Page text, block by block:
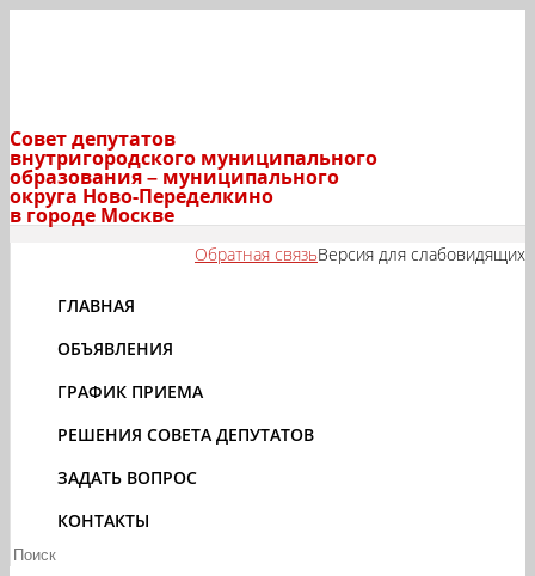
Совет депутатов
внутригородского муниципального
образования – муниципального
округа Ново-Переделкино
в городе Москве
Версия для слабовидящих
Обратная связь
ГЛАВНАЯ
ОБЪЯВЛЕНИЯ
ГРАФИК ПРИЕМА
РЕШЕНИЯ СОВЕТА ДЕПУТАТОВ
ЗАДАТЬ ВОПРОС
КОНТАКТЫ